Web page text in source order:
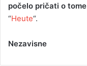
počelo pričati o
“Heute“.
Nezavisne